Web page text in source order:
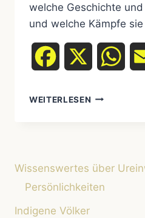
welche Geschichte
und welche Kämpfe
Facebook
WEITERLESEN GIBT
Wissenswertes über
Persönlichkeiten
Indigene Völker